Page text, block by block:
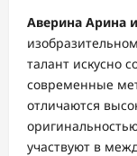
Аверина Арина
талант искусно
современные
отличаются
участвуют в